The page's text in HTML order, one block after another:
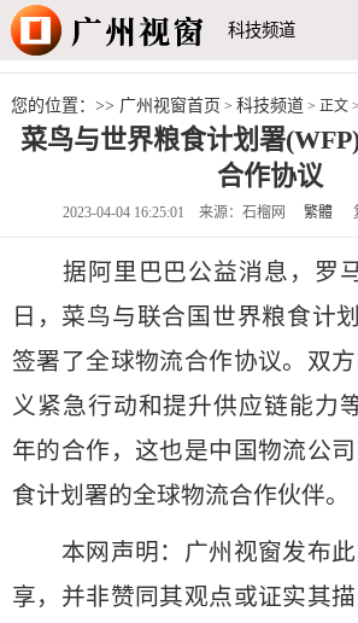
科技频道
您的位置：>> 广州视窗首页 > 科技频道 > 正文 >
菜鸟与世界粮食计划署
合作协议
2023-04-04 16:25:01 来源：石榴网 繁體
据阿里巴巴公益消息，罗马
日，菜鸟与联合国世界粮食计
签署了全球物流合作协议。双
义紧急行动和提升供应链能力
年的合作，这也是中国物流公
食计划署的全球物流合作伙伴。
本网声明：广州视窗发布此
享，并非赞同其观点或证实其